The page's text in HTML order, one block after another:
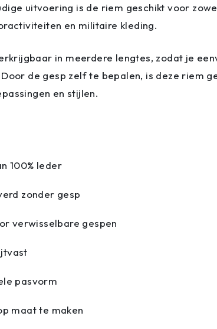
uitvoering is de riem geschikt voor
en militaire kleding.
in meerdere lengtes, zodat je
de gesp zelf te bepalen, is deze riem
en stijlen.
100% leder
zonder gesp
verwisselbare gespen
pasvorm
maat te maken